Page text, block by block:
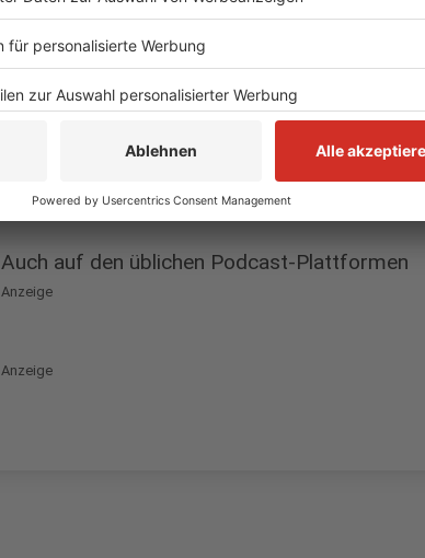
Tagen hat die Arbeitsagentur dann im ganzen Kreis
Workshops geplant.Viele davon gibt es auch online
Agentur auf ihre normalen Beratungsangebote rund
montags bis freitags telefonisch unter 02104 6962-333.
Auch auf den üblichen Podcast-Plattformen
Anzeige
Anzeige